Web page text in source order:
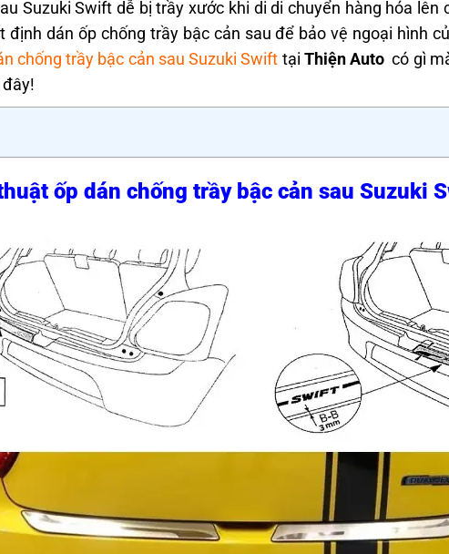
Suzuki Swift dễ bị trầy xước khi di di chuyển hàng hóa lên
định dán ốp chống trầy bậc cản sau để bảo vệ ngoại hình
chống trầy bậc cản sau Suzuki Swift tại Thiện Autocó gì
ốp dán chống trầy bậc cản sau Suzuki